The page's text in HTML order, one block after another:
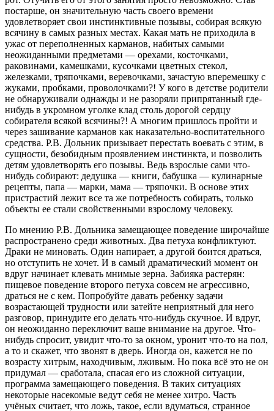
постарше, он значительную часть своего времени
удовлетворяет свои инстинктивные позывы, собирая всякую
всячину в самых разных местах. Какая мать не приходила в
ужас от переполненных карманов, набитых самыми
неожиданными предметами — орехами, косточками,
раковинами, камешками, кусочками цветных стекол,
железками, тряпочками, веревочками, зачастую вперемешку с
жуками, пробками, проволочками?! У кого в детстве родители
не обнаруживали однажды и не разоряли припрятанный где-
нибудь в укромном уголке клад столь дорогой сердцу
собирателя всякой всячины?! А многим пришлось пройти и
через зашивание карманов как наказательно-воспитательного
средства. Р.В. Дольник призывает перестать воевать с этим, в
сущности, безобидным проявлением инстинкта, и позволить
детям удовлетворять его позывы. Ведь взрослые сами что-
нибудь собирают: дедушка — книги, бабушка — кулинарные
рецепты, папа — марки, мама — тряпочки. В основе этих
пристрастий лежит все та же потребность собирать, только
объекты ее стали свойственными взрослому человеку.
По мнению Р.В. Дольника замещающее поведение широчайше
распространено среди животных. Два петуха конфликтуют.
Драки не миновать. Один напирает, а другой боится драться,
но отступить не хочет. И в самый драматический момент он
вдруг начинает клевать мнимые зерна. Забияка растерян:
пищевое поведение второго петуха совсем не агрессивно,
драться не с кем. Попробуйте давать ребенку задачи
возрастающей трудности или затейте неприятный для него
разговор, принудите его делать что-нибудь скучное. И вдруг,
он неожиданно переключит ваше внимание на другое. Что-
нибудь спросит, увидит что-то за окном, уронит что-то на пол,
а то и скажет, что звонят в дверь. Иногда он, кажется не по
возрасту хитрым, находчивым, лживым. Но пока всё это не он
придумал — сработала, спасая его из сложной ситуации,
программа замещающего поведения. В таких ситуациях
некоторые насекомые ведут себя не менее хитро. Часть
учёных считает, что ложь, такое, если вдуматься, странное